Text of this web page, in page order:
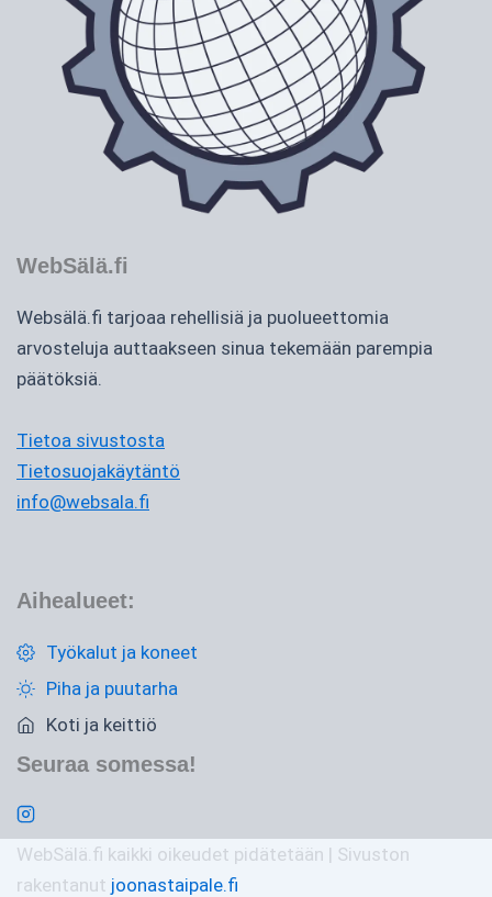
WebSälä.fi
Websälä.fi tarjoaa rehellisiä ja puolueettomia
arvosteluja auttaakseen sinua tekemään parempia
päätöksiä.
Tietoa sivustosta
Tietosuojakäytäntö
info@websala.fi
Aihealueet:
Työkalut ja koneet
Piha ja puutarha
Koti ja keittiö
Seuraa somessa!
WebSälä.fi kaikki oikeudet pidätetään | Sivuston
rakentanut joonastaipale.fi